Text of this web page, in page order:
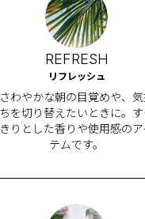
REFRESH
リフレッシュ
さわやかな朝の目覚めや、気
ちを切り替えたいときに。す
きりとした香りや使用感のア
テムです。